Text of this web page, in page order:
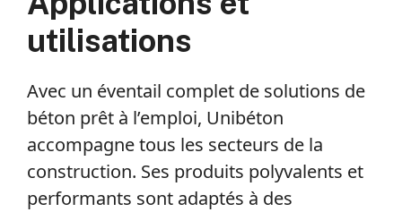
utilisations
Avec un éventail complet de solutions de
béton prêt à l’emploi, Unibéton
accompagne tous les secteurs de la
construction. Ses produits polyvalents et
performants sont adaptés à des